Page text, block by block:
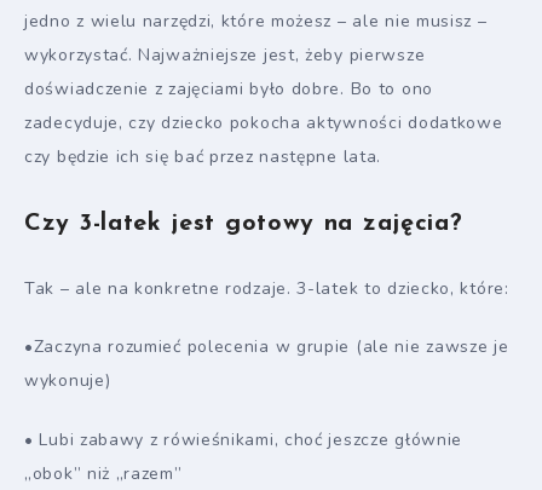
jedno z wielu narzędzi, które możesz – ale nie musisz –
wykorzystać. Najważniejsze jest, żeby pierwsze
doświadczenie z zajęciami było dobre. Bo to ono
zadecyduje, czy dziecko pokocha aktywności dodatkowe
czy będzie ich się bać przez następne lata.
Czy 3-latek jest gotowy na zajęcia?
Tak – ale na konkretne rodzaje. 3-latek to dziecko, które:
•Zaczyna rozumieć polecenia w grupie (ale nie zawsze je
wykonuje)
• Lubi zabawy z rówieśnikami, choć jeszcze głównie
„obok” niż „razem”